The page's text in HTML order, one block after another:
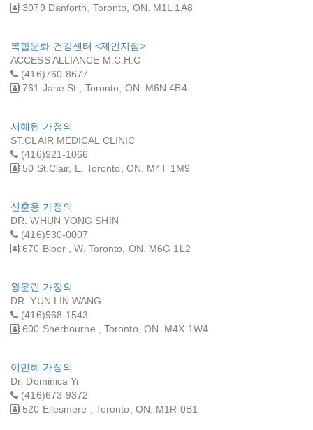
3079 Danforth, Toronto, ON. M1L 1A8
복합문화 건강센터 <제인지점>
ACCESS ALLIANCE M.C.H.C
(416)760-8677
761 Jane St., Toronto, ON. M6N 4B4
서혜원 가정의
ST.CLAIR MEDICAL CLINIC
(416)921-1066
50 St.Clair, E. Toronto, ON. M4T 1M9
신훈용 가정의
DR. WHUN YONG SHIN
(416)530-0007
670 Bloor , W. Toronto, ON. M6G 1L2
왕운린 가정의
DR. YUN LIN WANG
(416)968-1543
600 Sherbourne , Toronto, ON. M4X 1W4
이민혜 가정의
Dr. Dominica Yi
(416)673-9372
520 Ellesmere , Toronto, ON. M1R 0B1